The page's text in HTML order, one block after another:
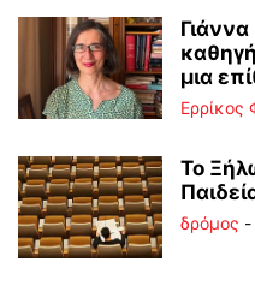
μια
Ερρίκος
Το
δρόμος -